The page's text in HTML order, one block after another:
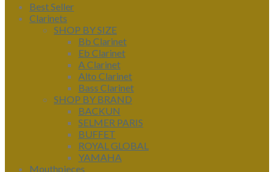
Best Seller
Clarinets
SHOP BY SIZE
Bb Clarinet
Eb Clarinet
A Clarinet
Alto Clarinet
Bass Clarinet
SHOP BY BRAND
BACKUN
SELMER PARIS
BUFFET
ROYAL GLOBAL
YAMAHA
Mouthpieces